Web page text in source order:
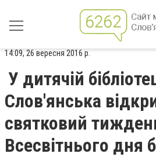
14:09, 26 вересня 2016 р.
У дитячій
Слов'янська
святковий
Всесвітнього дня